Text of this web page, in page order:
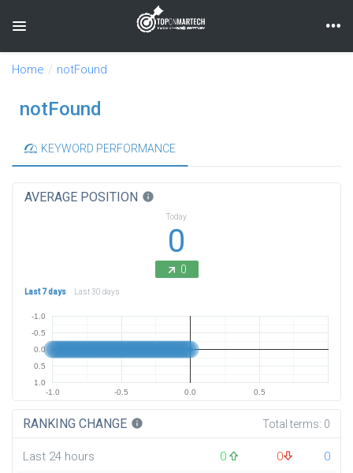
Toggle navigation
Home notFound
notFound
KEYWORD PERFORMANCE
AVERAGE POSITION info
Today
0
0
Last 7 days Last 30 days
-1.0 -0.5 0.0 0.5
-1.0
-0.5
0.0
0.5
1.0
RANKING CHANGE info Total terms: 0
Last 24 hours 0 0
0